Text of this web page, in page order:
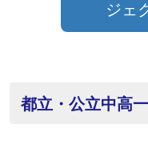
ジェ
都立・公立中高